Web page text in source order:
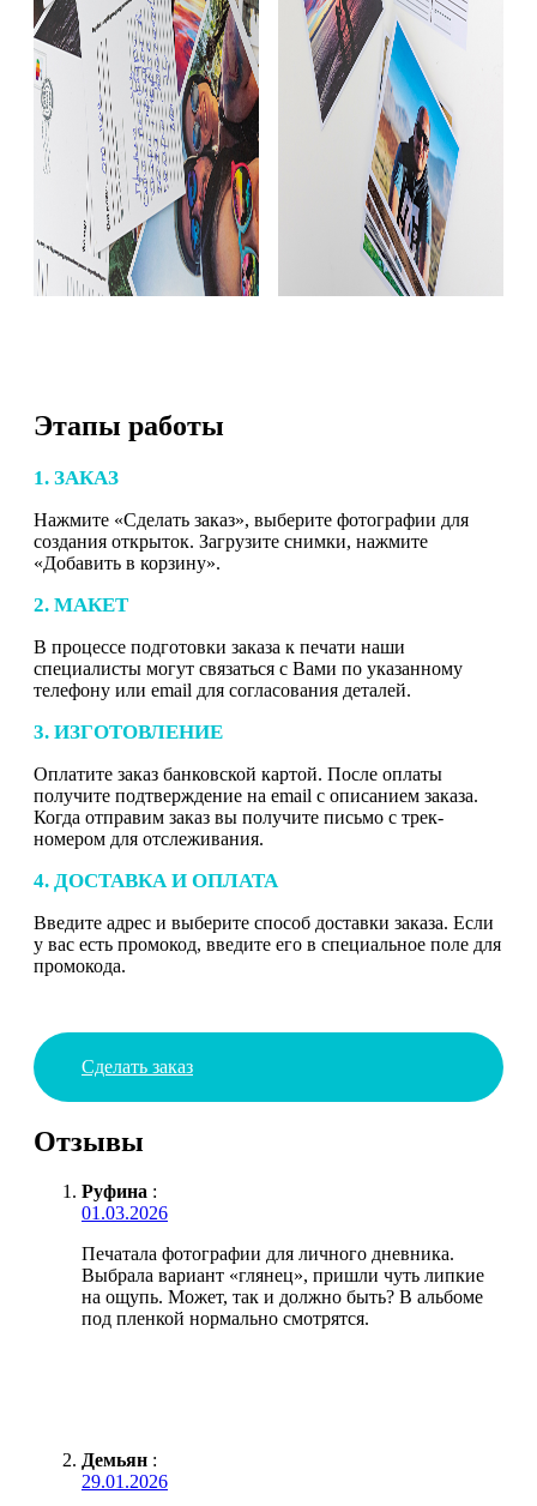
Этапы работы
1. ЗАКАЗ
Нажмите «Сделать заказ», выберите фотографии для
создания открыток. Загрузите снимки, нажмите
«Добавить в корзину».
2. МАКЕТ
В процессе подготовки заказа к печати наши
специалисты могут связаться с Вами по указанному
телефону или email для согласования деталей.
3. ИЗГОТОВЛЕНИЕ
Оплатите заказ банковской картой. После оплаты
получите подтверждение на email с описанием заказа.
Когда отправим заказ вы получите письмо с трек-
номером для отслеживания.
4. ДОСТАВКА И ОПЛАТА
Введите адрес и выберите способ доставки заказа. Если
у вас есть промокод, введите его в специальное поле для
промокода.
Сделать заказ
Отзывы
Руфина :
01.03.2026
Печатала фотографии для личного дневника.
Выбрала вариант «глянец», пришли чуть липкие
на ощупь. Может, так и должно быть? В альбоме
под пленкой нормально смотрятся.
Демьян :
29.01.2026